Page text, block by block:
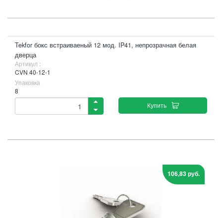
Tekfor бокс встраиваеный 12 мод. IP41, непрозрачная белая
дверца
Артикул :
CVN 40-12-1
Упаковка
8
Купить
106,83 руб.